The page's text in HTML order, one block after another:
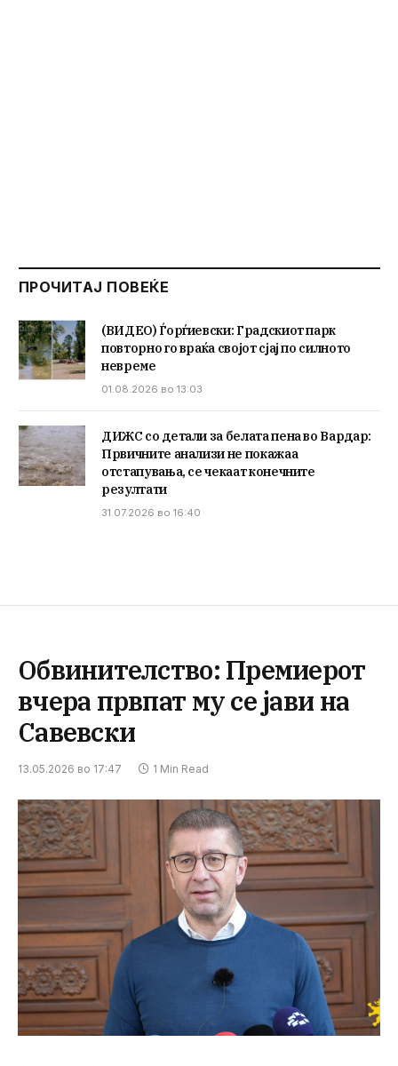
ПРОЧИТАЈ ПОВЕЌЕ
(ВИДЕО) Ѓорѓиевски: Градскиот парк
повторно го враќа својот сјај по силното
невреме
01.08.2026 во 13:03
ДИЖС со детали за белата пена во Вардар:
Првичните анализи не покажаа
отстапувања, се чекаат конечните
резултати
31.07.2026 во 16:40
Обвинителство: Премиерот
вчера првпат му се јави на
Савевски
13.05.2026 во 17:47 1 Min Read